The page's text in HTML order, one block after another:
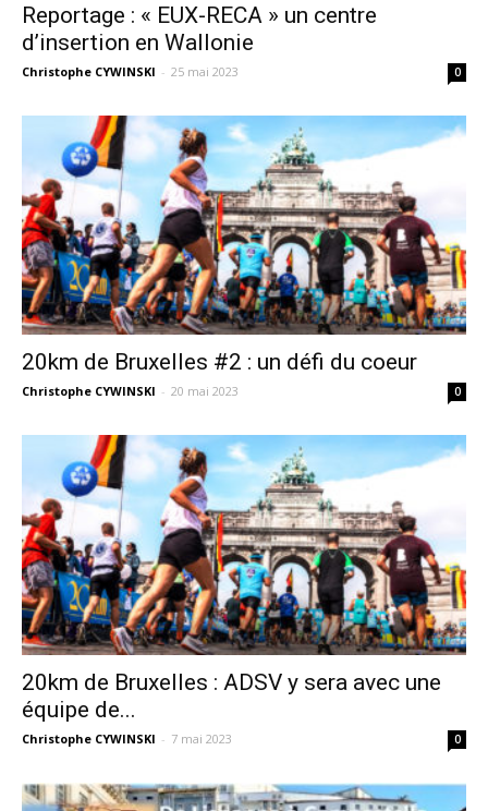
Reportage : « EUX-RECA » un centre
d’insertion en Wallonie
Christophe CYWINSKI - 25 mai 2023 0
20km de Bruxelles #2 : un défi du coeur
Christophe CYWINSKI - 20 mai 2023 0
20km de Bruxelles : ADSV y sera avec une
équipe de...
Christophe CYWINSKI - 7 mai 2023 0